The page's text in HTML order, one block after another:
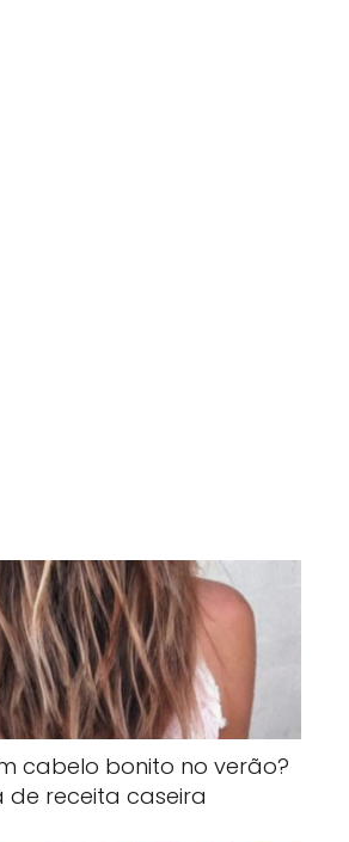
cabelo bonito no verão?
de receita caseira